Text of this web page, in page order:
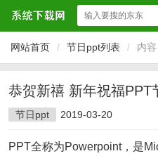
网站首页 / 节日ppt列表 / 内容
恭贺新禧 新年祝福PPT
节日ppt 2019-03-20
PPT全称为Powerpoint，是